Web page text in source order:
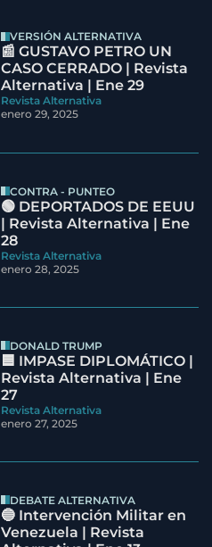
VERSIÓN ALTERNATIVA
📰 GUSTAVO PETRO UN
CASO CERRADO | Revista
Alternativa | Ene 29
Revista Alternativa
enero 29, 2025
CONTRA - PUNTEO
🟢 DEPORTADOS DE EEUU
| Revista Alternativa | Ene
28
Revista Alternativa
enero 28, 2025
DONALD TRUMP
🟦 IMPASE DIPLOMÁTICO |
Revista Alternativa | Ene
27
Revista Alternativa
enero 27, 2025
DEBATE ALTERNATIVA
🔵 Intervención Militar en
Venezuela | Revista